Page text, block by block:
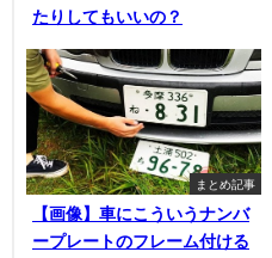
たりしてもいいの？
まとめ記事
【画像】車にこういうナンバ
ープレートのフレーム付ける